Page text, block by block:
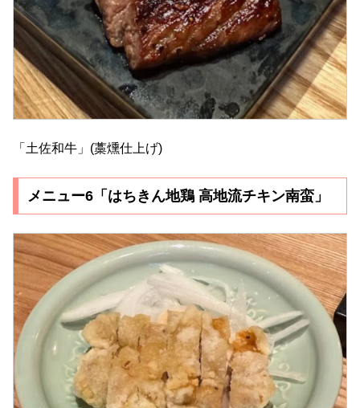
「土佐和牛」(藁燻仕上げ)
メニュー6「はちきん地鶏 高地流チキン南蛮」